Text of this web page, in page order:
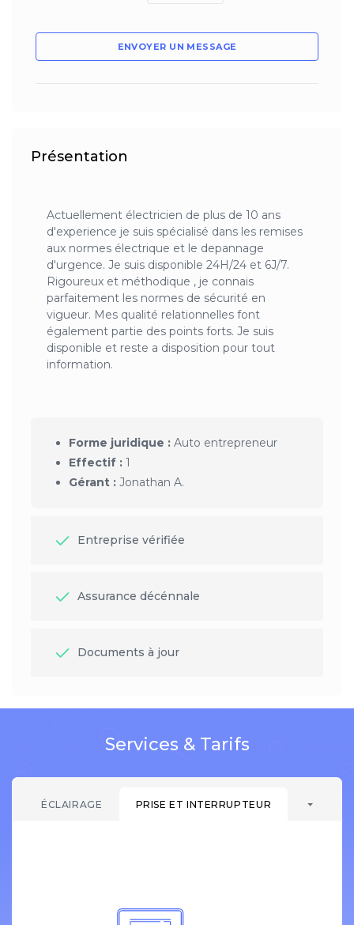
ENVOYER UN MESSAGE
Présentation
Actuellement électricien de plus de 10 ans
d'experience je suis spécialisé dans les remises
aux normes électrique et le depannage
d'urgence. Je suis disponible 24H/24 et 6J/7.
Rigoureux et méthodique , je connais
parfaitement les normes de sécurité en
vigueur. Mes qualité relationnelles font
également partie des points forts. Je suis
disponible et reste a disposition pour tout
information.
Forme juridique : Auto entrepreneur
Effectif : 1
Gérant : Jonathan A.
Entreprise vérifiée
Assurance décénnale
Documents à jour
Services & Tarifs
ÉCLAIRAGE PRISE ET INTERRUPTEUR